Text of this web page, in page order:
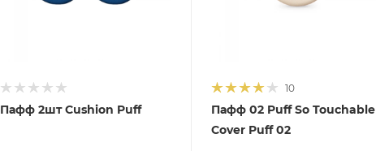
Пафф 2шт Cushion Puff
10
Пафф 02 Puff So Touchable
Cover Puff 02